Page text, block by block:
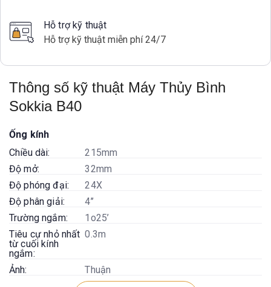
Hỗ trợ kỹ thuật
Hỗ trợ kỹ thuật miễn phí 24/7
Thông số kỹ thuật Máy Thủy Bình
Sokkia B40
Ống kính
Chiều dài:
215mm
Độ mở:
32mm
Độ phóng đại:
24X
Độ phân giải:
4’’
Trường ngắm:
1o25’
Tiêu cự nhỏ nhất
từ cuối kính
ngắm:
0.3m
Ảnh: Thuận